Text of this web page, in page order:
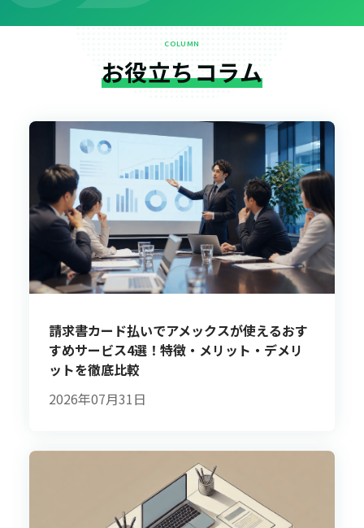
COLUMN
お役立ちコラム
請求書カード払いでアメックスが使えるおす
すめサービス4選！特徴・メリット・デメリ
ットを徹底比較
2026年07月31日